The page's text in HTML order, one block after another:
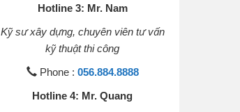
Hotline 3: Mr. Nam
Kỹ sư xây dựng, chuyên viên tư vấn
kỹ thuật thi công
Phone : 056.884.8888
Hotline 4: Mr. Quang